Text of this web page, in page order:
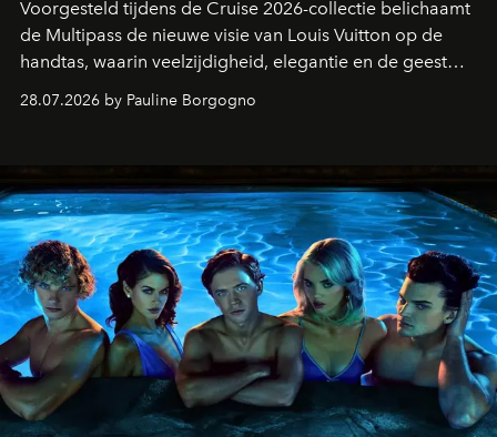
Voorgesteld tijdens de Cruise 2026-collectie belichaamt
de Multipass de nieuwe visie van Louis Vuitton op de
handtas, waarin veelzijdigheid, elegantie en de geest
van het reizen naadloos samenkomen.
28.07.2026 by Pauline Borgogno